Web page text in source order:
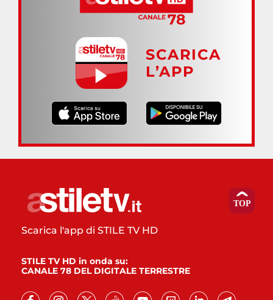
SCARICA
L’APP
Scarica l'app di STILE TV HD
STILE TV HD in onda su:
CANALE 78 DEL DIGITALE TERRESTRE